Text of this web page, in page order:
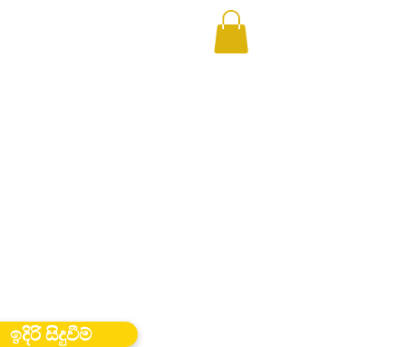
ඉදිරි සිදුවීම්